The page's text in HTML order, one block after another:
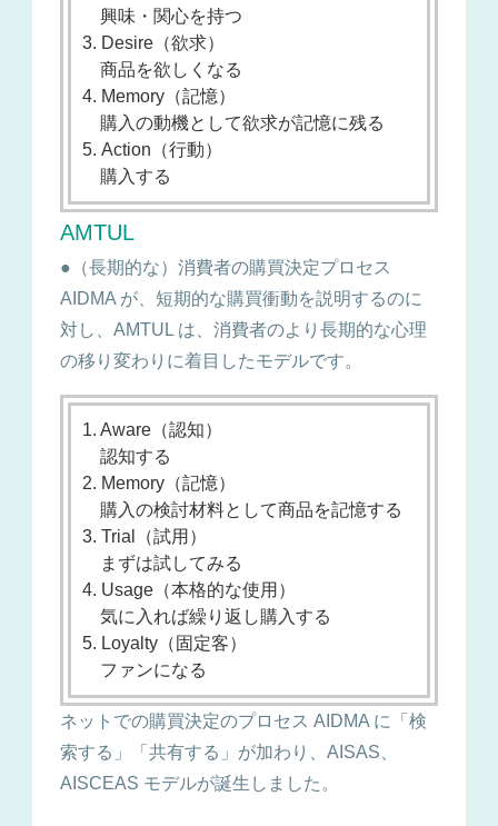
興味・関心を持つ
3. Desire（欲求）
商品を欲しくなる
4. Memory（記憶）
購入の動機として欲求が記憶に残る
5. Action（行動）
購入する
AMTUL
●（長期的な）消費者の購買決定プロセス
AIDMA が、短期的な購買衝動を説明するのに
対し、AMTUL は、消費者のより長期的な心理
の移り変わりに着目したモデルです。
1. Aware（認知）
認知する
2. Memory（記憶）
購入の検討材料として商品を記憶する
3. Trial（試用）
まずは試してみる
4. Usage（本格的な使用）
気に入れば繰り返し購入する
5. Loyalty（固定客）
ファンになる
ネットでの購買決定のプロセス AIDMA に「検
索する」「共有する」が加わり、AISAS、
AISCEAS モデルが誕生しました。